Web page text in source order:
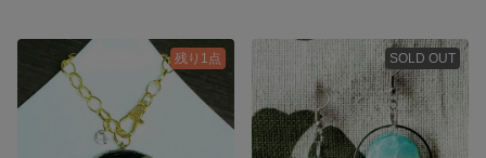
残り1点 SOLD OUT